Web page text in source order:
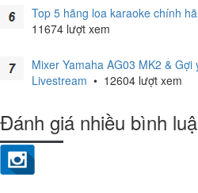
Top 5 hãng loa karaoke chính
11674 lượt xem
Mixer Yamaha AG03 MK2 &
Livestream • 12604 lượt xem
Đánh giá nhiều bình